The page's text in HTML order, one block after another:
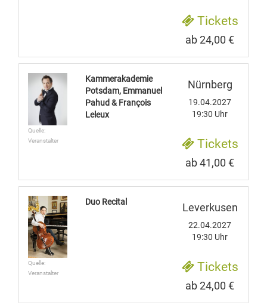
Tickets
ab 24,00 €
Quelle:
Veranstalter
Kammerakademie
Potsdam, Emmanuel
Pahud & François
Leleux
Nürnberg
19.04.2027
19:30 Uhr
Tickets
ab 41,00 €
Quelle:
Veranstalter
Duo Recital Leverkusen
22.04.2027
19:30 Uhr
Tickets
ab 24,00 €